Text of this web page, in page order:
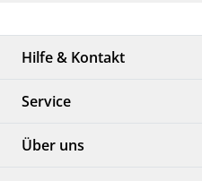
Hilfe & Kontakt
Service
Über uns